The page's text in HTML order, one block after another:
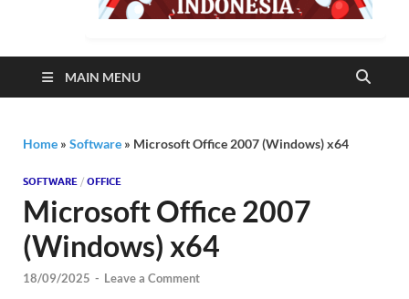
MAIN MENU
Home » Software » Microsoft Office 2007 (Windows) x64
SOFTWARE / OFFICE
Microsoft Office 2007
(Windows) x64
18/09/2025 - Leave a Comment